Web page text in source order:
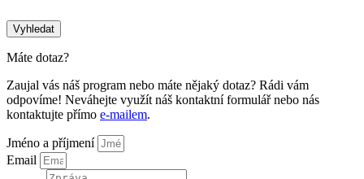
Vyhledat
Máte dotaz?
Zaujal vás náš program nebo máte nějaký dotaz? Rádi vám
odpovíme! Neváhejte využít náš kontaktní formulář nebo nás
kontaktujte přímo e-mailem.
Jméno a příjmení
Email